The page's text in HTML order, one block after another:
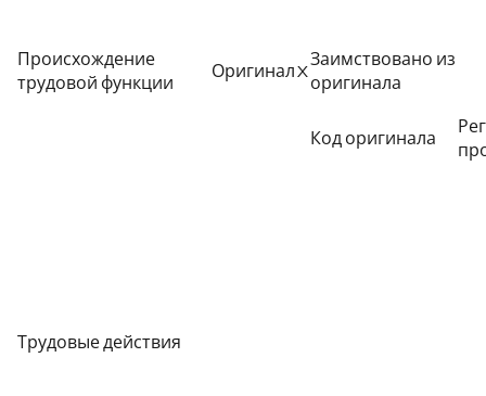
Происхождение
трудовой функции
ОригиналX
Заимствовано из
оригинала
Код оригинала
Трудовые действия